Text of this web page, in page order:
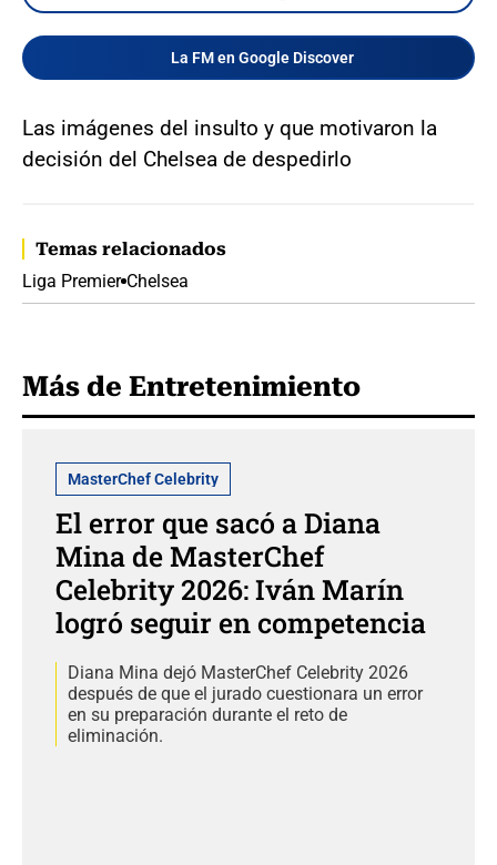
La FM en Google Discover
Las imágenes del insulto y que motivaron la
decisión del Chelsea de despedirlo
Temas relacionados
Liga Premier Chelsea
Más de Entretenimiento
MasterChef Celebrity
El error que sacó a Diana
Mina de MasterChef
Celebrity 2026: Iván Marín
logró seguir en competencia
Diana Mina dejó MasterChef Celebrity 2026
después de que el jurado cuestionara un error
en su preparación durante el reto de
eliminación.